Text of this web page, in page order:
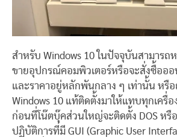
สำหรับ Windows 10 ในปัจจุบันสามารถ
ขายอุปกรณ์คอมพิวเตอร์หรือจะสั่งซื้อออ
และราคาอยู่หลักพันกลาง ๆ เท่านั้น หรื
Windows 10 แท้ติดตั้งมาให้แทบทุกเครื่
ก่อนที่โน๊ตบุ๊คส่วนใหญ่จะติดตั้ง DOS หรื
ปฏิบัติการที่มี GUI (Graphic User